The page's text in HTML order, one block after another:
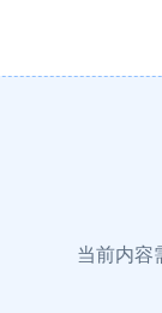
当前内容